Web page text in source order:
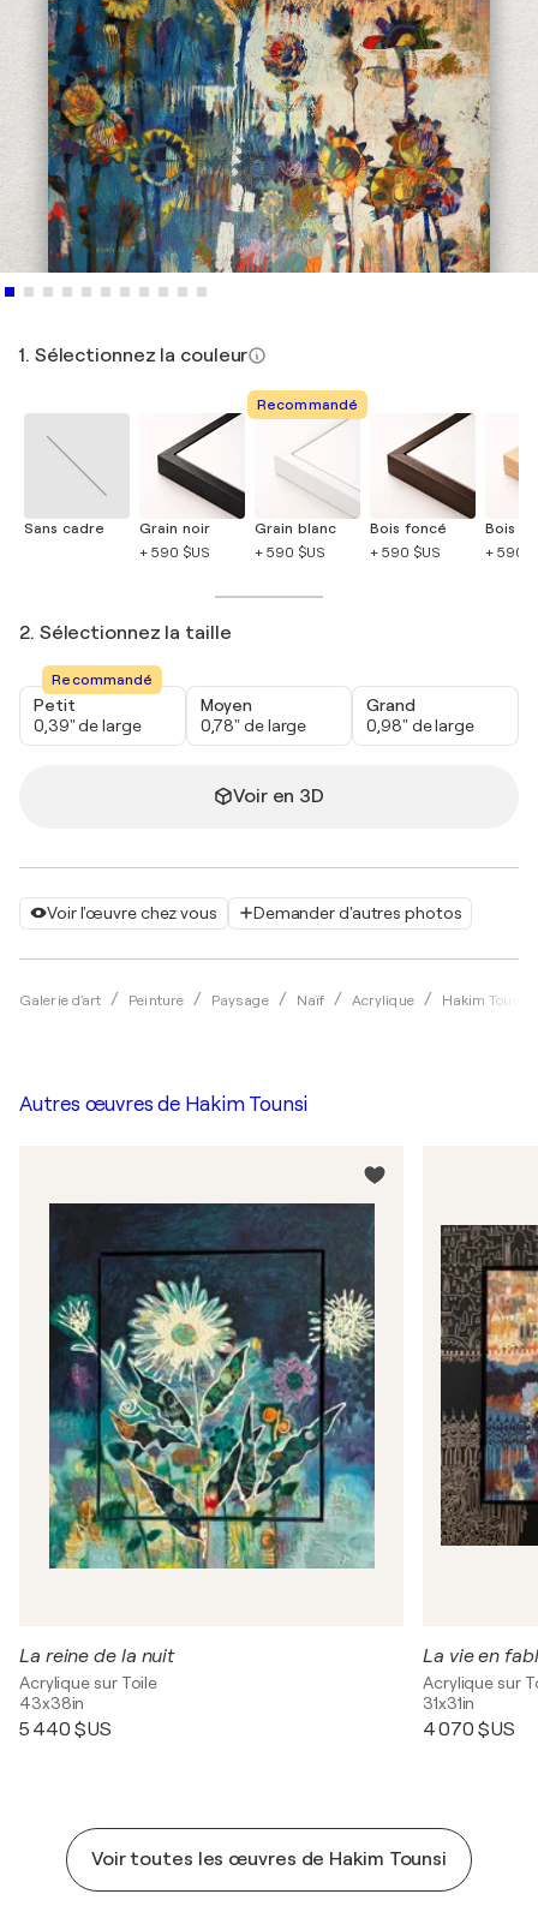
Voir l'œuvre chez vous Demander d'autres photos
Galerie d'art Peinture Paysage Naïf Acrylique Hakim Tounsi
1. Sélectionnez la couleur
Sans cadre
Grain noir
+ 590 $US
Recommandé
Grain blanc
+ 590 $US
Bois foncé
+ 590 $US
Bois
+ 590
2. Sélectionnez la taille
Recommandé
Petit
0,39" de large
Moyen
0,78" de large
Grand
0,98" de large
Voir en 3D
Autres œuvres de Hakim Tounsi
La reine de la nuit
Acrylique sur Toile
43x38in
5 440 $US
La vie en
Acrylique sur
31x31in
4 070 $US
Voir toutes les œuvres de Hakim Tounsi